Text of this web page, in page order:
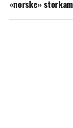
«norske»